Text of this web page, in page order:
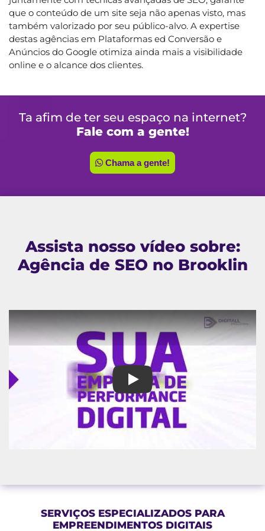
que o conteúdo de um site seja não apenas visto, mas
também valorizado por seu público-alvo. A expertise
destas agências em Plataformas ed Conversão e
Anúncios do Google otimiza ainda mais a visibilidade
online e o alcance dos clientes.
Ta afim de ter seu espaço na internet?
Fale com a gente!
Chama a gente!
Assista nosso vídeo sobre:
Agência de SEO no Brooklin
Agência de SEO no Brooklin
SERVIÇOS ESPECIALIZADOS PARA
EMPREENDIMENTOS DIGITAIS